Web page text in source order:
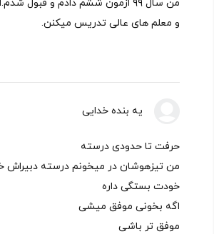
من سال ۹۹ ازمون ششم دادم و قبول
و معلم های عالی تدریس میکنن.
یه بنده خدایی
حرفت تا حدودی درسته
من تیزهوشان در میخونم درسته دبیراش
خودت بستگی داره
اگه بخونی موفق میشی
موفق تر باشی